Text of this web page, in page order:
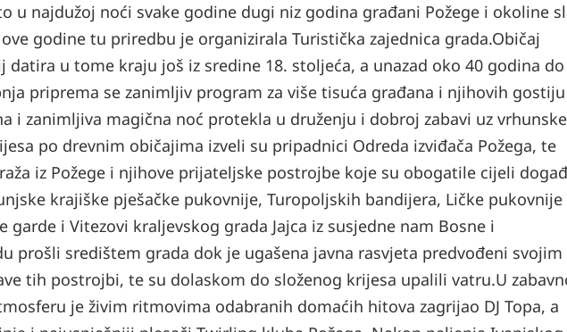
u najdužoj noći svake godine dugi niz godina građani Požege i okoline
godine tu priredbu je organizirala Turistička zajednica grada.Običaj
u tome kraju još iz sredine 18. stoljeća, a unazad oko 40 godina do
priprema se zanimljiv program za više tisuća građana i njihovih
i zanimljiva magična noć protekla u druženju i dobroj zabavi uz vrhunske
po drevnim običajima izveli su pripadnici Odreda izviđača Požega, te
iz Požege i njihove prijateljske postrojbe koje su obogatile cijeli
krajiške pješačke pukovnije, Turopoljskih bandijera, Ličke pukovnije
garde i Vitezovi kraljevskog grada Jajca iz susjedne nam Bosne i
prošli središtem grada dok je ugašena javna rasvjeta predvođeni svojim
tih postrojbi, te su dolaskom do složenog krijesa upalili vatru.U
je živim ritmovima odabranih domaćih hitova zagrijao DJ Topa, a